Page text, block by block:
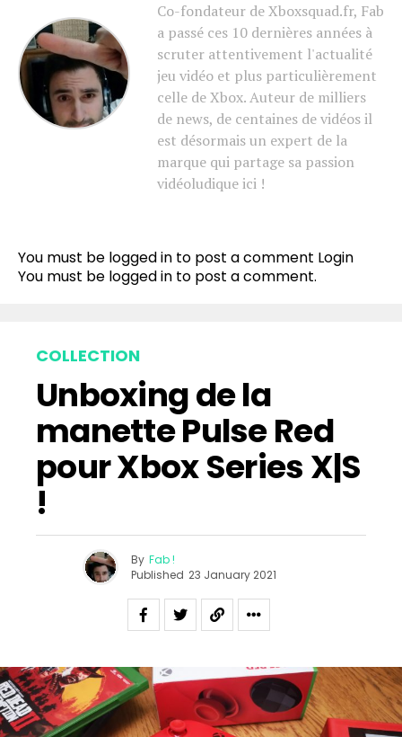
Co-fondateur de Xboxsquad.fr, Fab
a passé ces 10 dernières années à
scruter attentivement l'actualité
jeu vidéo et plus particulièrement
celle de Xbox. Auteur de milliers
de news, de centaines de vidéos il
est désormais un expert de la
marque qui partage sa passion
vidéoludique ici !
You must be logged in to post a comment Login
You must be logged in to post a comment.
COLLECTION
Unboxing de la
manette Pulse Red
pour Xbox Series X|S
!
By Fab !
Published 23 January 2021